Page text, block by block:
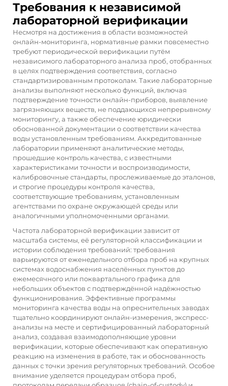
Требования к независимой
лабораторной верификации
Несмотря на достижения в области возможностей
онлайн-мониторинга, нормативные рамки повсеместно
требуют периодической верификации путём
независимого лабораторного анализа проб, отобранных
в целях подтверждения соответствия, согласно
стандартизированным протоколам. Такие лабораторные
анализы выполняют несколько функций, включая
подтверждение точности онлайн-приборов, выявление
загрязняющих веществ, не поддающихся непрерывному
мониторингу, а также обеспечение юридически
обоснованной документации о соответствии качества
воды установленным требованиям. Аккредитованные
лаборатории применяют аналитические методы,
прошедшие контроль качества, с известными
характеристиками точности и воспроизводимости,
калибровочные стандарты, прослеживаемые до эталонов,
и строгие процедуры контроля качества,
соответствующие требованиям, установленным
агентствами по охране окружающей среды или
аналогичными уполномоченными органами.
Частота лабораторной верификации зависит от
масштаба системы, её регуляторной классификации и
истории соблюдения требований: требования
варьируются от еженедельного отбора проб на крупных
системах водоснабжения населённых пунктов до
ежемесячного или поквартального графика для
небольших объектов с подтверждённой надёжностью
функционирования. Эффективные программы
мониторинга качества воды на опреснительных заводах
тщательно координируют онлайн-измерения, экспресс-
анализы на месте и сертифицированный лабораторный
анализ, создавая взаимодополняющие уровни
верификации, которые обеспечивают как оперативную
реакцию на изменения в работе, так и обоснованность
данных с точки зрения регуляторных требований. Особое
внимание уделяется процедурам отбора проб,